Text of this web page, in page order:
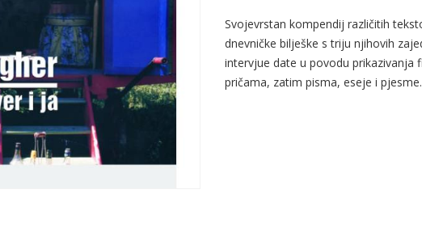
Svojevrstan kompendij različitih
dnevničke bilješke s triju njihovih
intervjue date u povodu prikazivanja
pričama, zatim pisma, eseje i